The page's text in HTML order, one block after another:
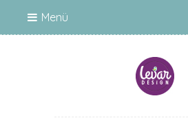
Menü